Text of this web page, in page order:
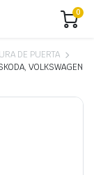
0
DE PUERTA
VOLKSWAGEN